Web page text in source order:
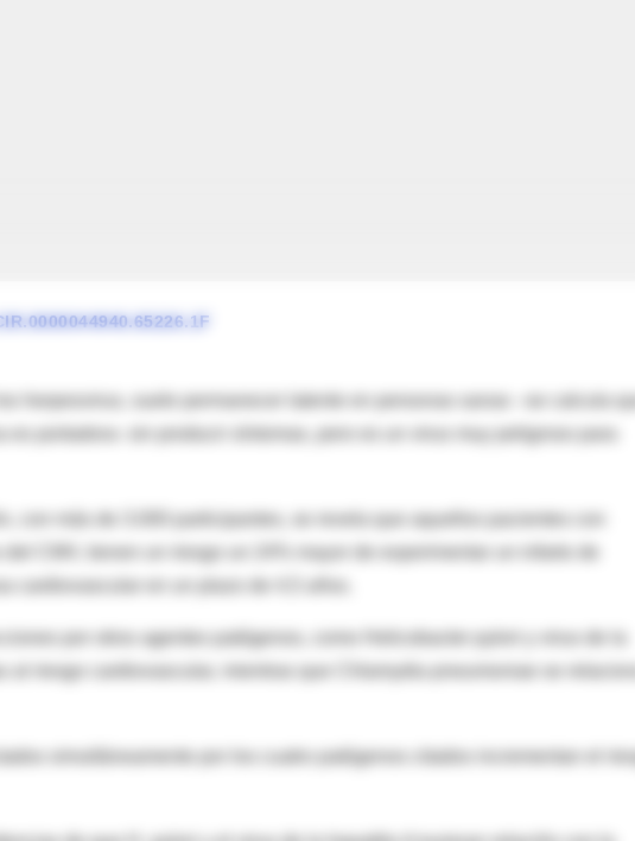
es portadora- sin producir síntomas, pero es un virus muy peligroso para
con más de 3.000 participantes, se revela que aquellos pacientes con
CMV, tienen un riesgo un 24% mayor de experimentar un infarto de
por otros agentes patógenos, como Helicobacter pylori y virus de la
al riesgo cardiovascular, mientras que Chlamydia pneumoniae se
simultáneamente por los cuatro patógenos citados incrementan el